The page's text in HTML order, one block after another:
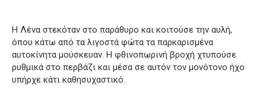
Η Λένα στεκόταν στο παράθυρο και κοιτούσε την αυλή,
όπου κάτω από τα λιγοστά φώτα τα παρκαρισμένα
αυτοκίνητα μούσκευαν. Η φθινοπωρινή βροχή χτυπούσε
ρυθμικά στο περβάζι και μέσα σε αυτόν τον μονότονο ήχο
υπήρχε κάτι καθησυχαστικό.